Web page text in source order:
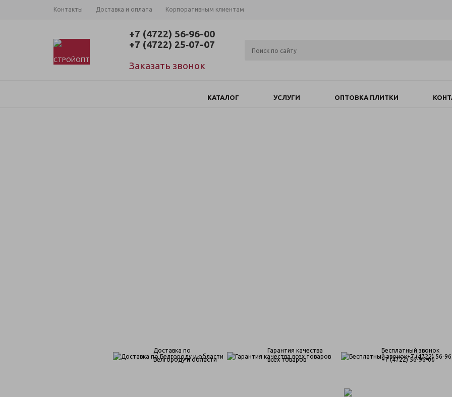
Контакты Доставка и оплата Корпоративным клиентам
+7 (4722) 56‑96-00
+7 (4722) 25‑07-07
Заказать звонок
КАТАЛОГ УСЛУГИ ОПТОВКА ПЛИТКИ
Доставка по
Белгороду и области
Гарантия качества
всех товаров
Бесплатный звонок
+7 (4722) 56‑96-00